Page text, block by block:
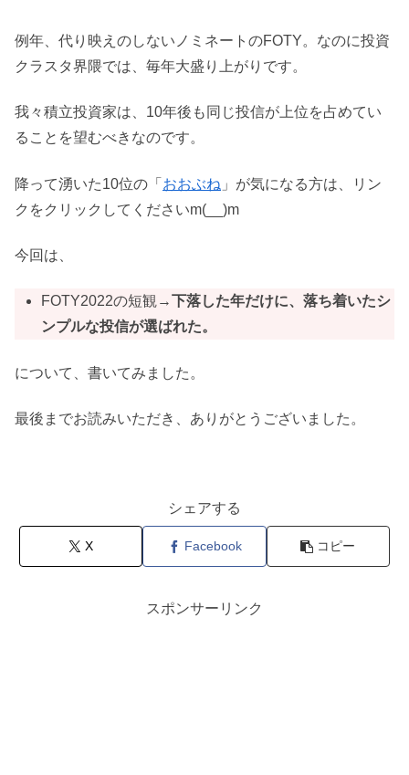
例年、代り映えのしないノミネートのFOTY。なのに投資
クラスタ界隈では、毎年大盛り上がりです。
我々積立投資家は、10年後も同じ投信が上位を占めてい
ることを望むべきなのです。
降って湧いた10位の「 おおぶね 」が気になる方は、リン
クをクリックしてくださいm(__)m
今回は、
FOTY2022の短観→下落した年だけに、落ち着いたシ
ンプルな投信が選ばれた。
について、書いてみました。
最後までお読みいただき、ありがとうございました。
シェアする
X Facebook コピー
スポンサーリンク